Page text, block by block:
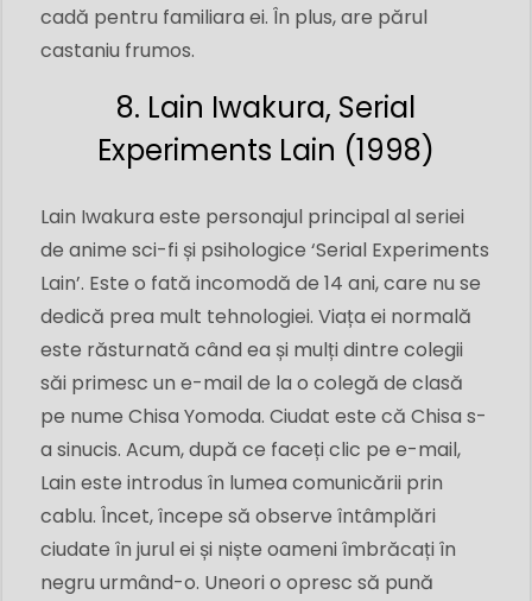
cadă pentru familiara ei. În plus, are părul
castaniu frumos.
8. Lain Iwakura, Serial
Experiments Lain (1998)
Lain Iwakura este personajul principal al seriei
de anime sci-fi și psihologice ‘Serial Experiments
Lain’. Este o fată incomodă de 14 ani, care nu se
dedică prea mult tehnologiei. Viața ei normală
este răsturnată când ea și mulți dintre colegii
săi primesc un e-mail de la o colegă de clasă
pe nume Chisa Yomoda. Ciudat este că Chisa s-
a sinucis. Acum, după ce faceți clic pe e-mail,
Lain este introdus în lumea comunicării prin
cablu. Încet, începe să observe întâmplări
ciudate în jurul ei și niște oameni îmbrăcați în
negru urmând-o. Uneori o opresc să pună